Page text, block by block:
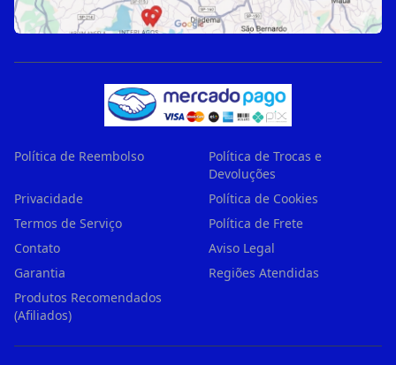
Política de Reembolso
Política de Trocas e
Devoluções
Privacidade
Política de Cookies
Termos de Serviço
Política de Frete
Contato
Aviso Legal
Garantia
Regiões Atendidas
Produtos Recomendados
(Afiliados)